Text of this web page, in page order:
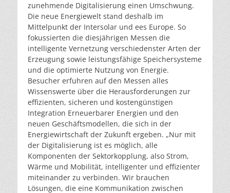
zunehmende Digitalisierung einen Umschwung.
Die neue Energiewelt stand deshalb im
Mittelpunkt der Intersolar und ees Europe. So
fokussierten die diesjährigen Messen die
intelligente Vernetzung verschiedenster Arten der
Erzeugung sowie leistungsfähige Speichersysteme
und die optimierte Nutzung von Energie.
Besucher erfuhren auf den Messen alles
Wissenswerte über die Herausforderungen zur
effizienten, sicheren und kostengünstigen
Integration Erneuerbarer Energien und den
neuen Geschäftsmodellen, die sich in der
Energiewirtschaft der Zukunft ergeben. „Nur mit
der Digitalisierung ist es möglich, alle
Komponenten der Sektorkopplung, also Strom,
Wärme und Mobilität, intelligenter und effizienter
miteinander zu verbinden. Wir brauchen
Lösungen, die eine Kommunikation zwischen